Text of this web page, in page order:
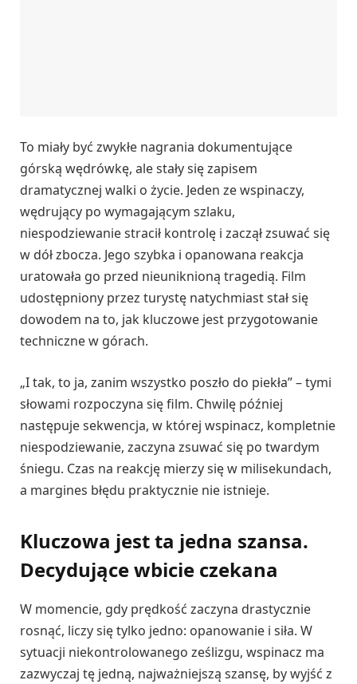
To miały być zwykłe nagrania dokumentujące
górską wędrówkę, ale stały się zapisem
dramatycznej walki o życie. Jeden ze wspinaczy,
wędrujący po wymagającym szlaku,
niespodziewanie stracił kontrolę i zaczął zsuwać się
w dół zbocza. Jego szybka i opanowana reakcja
uratowała go przed nieuniknioną tragedią. Film
udostępniony przez turystę natychmiast stał się
dowodem na to, jak kluczowe jest przygotowanie
techniczne w górach.
„I tak, to ja, zanim wszystko poszło do piekła” – tymi
słowami rozpoczyna się film. Chwilę później
następuje sekwencja, w której wspinacz, kompletnie
niespodziewanie, zaczyna zsuwać się po twardym
śniegu. Czas na reakcję mierzy się w milisekundach,
a margines błędu praktycznie nie istnieje.
Kluczowa jest ta jedna szansa.
Decydujące wbicie czekana
W momencie, gdy prędkość zaczyna drastycznie
rosnąć, liczy się tylko jedno: opanowanie i siła. W
sytuacji niekontrolowanego ześlizgu, wspinacz ma
zazwyczaj tę jedną, najważniejszą szansę, by wyjść z